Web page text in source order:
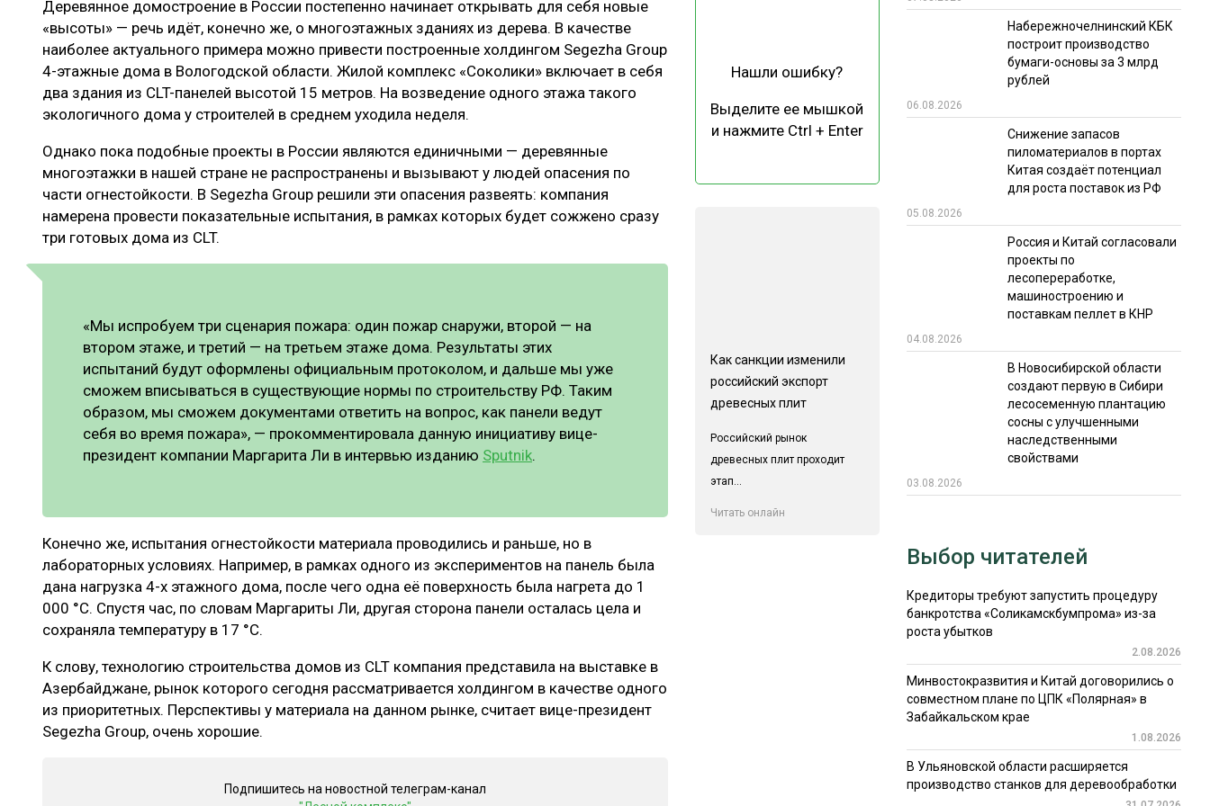
ЛЕСОВОССТАНОВЛЕНИЕ И ЗАЩИТА
ЛОГИСТИКА
ПРОИЗВОДСТВО ДРЕВЕСНЫХ ПЛИТ
СУШКА ДРЕВЕСИНЫ РЫНОК
ТЕХНОЛОГИИ
ОТРАСЛЕВАЯ ДИСКУССИЯ
ЭКСПЕРТНОЕ МНЕНИЕ
КАЛЕНДАРЬ ВЫСТАВОК ИТОГИ МЕРОПРИЯТИЙ
Деревянное домостроение в России постепенно начинает открывать для себя новые
«высоты» — речь идёт, конечно же, о многоэтажных зданиях из дерева. В качестве
наиболее актуального примера можно привести построенные холдингом Segezha Group
4-этажные дома в Вологодской области. Жилой комплекс «Соколики» включает в себя
два здания из CLT-панелей высотой 15 метров. На возведение одного этажа такого
экологичного дома у строителей в среднем уходила неделя.
Однако пока подобные проекты в России являются единичными — деревянные
многоэтажки в нашей стране не распространены и вызывают у людей опасения по
части огнестойкости. В Segezha Group решили эти опасения развеять: компания
намерена провести показательные испытания, в рамках которых будет сожжено сразу
три готовых дома из CLT.
«Мы испробуем три сценария пожара: один пожар снаружи, второй — на
втором этаже, и третий — на третьем этаже дома. Результаты этих
испытаний будут оформлены официальным протоколом, и дальше мы уже
сможем вписываться в существующие нормы по строительству РФ. Таким
образом, мы сможем документами ответить на вопрос, как панели ведут
себя во время пожара», — прокомментировала данную инициативу вице-
президент компании Маргарита Ли в интервью изданию Sputnik.
Конечно же, испытания огнестойкости материала проводились и раньше, но в
лабораторных условиях. Например, в рамках одного из экспериментов на панель была
дана нагрузка 4-х этажного дома, после чего одна её поверхность была нагрета до 1
000 °C. Спустя час, по словам Маргариты Ли, другая сторона панели осталась цела и
сохраняла температуру в 17 °C.
К слову, технологию строительства домов из CLT компания представила на выставке в
Азербайджане, рынок которого сегодня рассматривается холдингом в качестве одного
из приоритетных. Перспективы у материала на данном рынке, считает вице-президент
Segezha Group, очень хорошие.
Подпишитесь на новостной телеграм-канал
Нашли ошибку?
Выделите ее мышкой
и нажмите Ctrl + Enter
Как санкции изменили
российский экспорт
древесных плит
Российский рынок
древесных плит проходит
этап...
Читать онлайн
Набережночелнинский КБК
построит производство
бумаги-основы за 3 млрд
рублей
06.08.2026
Снижение запасов
пиломатериалов в портах
Китая создаёт потенциал
для роста поставок из РФ
05.08.2026
Россия и Китай согласовали
проекты по
лесопереработке,
машиностроению и
поставкам пеллет в КНР
04.08.2026
В Новосибирской области
создают первую в Сибири
лесосеменную плантацию
сосны с улучшенными
наследственными
свойствами
03.08.2026
Выбор читателей
Кредиторы требуют запустить процедуру
банкротства «Соликамскбумпрома» из-за
роста убытков
2.08.2026
Минвостокразвития и Китай договорились о
совместном плане по ЦПК «Полярная» в
Забайкальском крае
1.08.2026
В Ульяновской области расширяется
производство станков для деревообработки